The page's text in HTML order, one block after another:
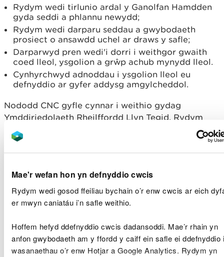
Mae'r wefan hon yn defnyddio cwcis
Rydym wedi gosod ffeiliau bychain o’r enw cwcis ar eich
er mwyn caniatáu i’n safle weithio.
Hoffem hefyd ddefnyddio cwcis dadansoddi. Mae’r rhain yn
anfon gwybodaeth am y ffordd y caiff ein safle ei ddefnyddio i
wasanaethau o’r enw Hotjar a Google Analytics. Rydym yn
Rydym wedi tirlunio ardal y Ganolfan Hamdden
gyda seddi a phlannu newydd;
Rydym wedi darparu seddau a gwybodaeth
prosiect o ansawdd uchel ar draws y safle;
Darparwyd pren wedi'i dorri i weithgor gwaith
coed lleol, ysgolion a grŵp achub mynydd lleol.
Cynhyrchwyd adnoddau i ysgolion lleol eu
defnyddio ar gyfer addysg amgylcheddol.
Nododd CNC gyfle cynnar i weithio gydag
Ymddiriedolaeth Rheilffordd Llyn Tegid. Rydym
wedi ymgorffori rhan o gafn y rheilffordd o fewn yr
arglawdd i hwyluso ehangiad posibl o'r rheilffordd
gul. Bydd y gwaith, sy'n cael ei ariannu gan
galluogi'r atyniad twristaidd poblogaidd hwn i
redeg o dref y Bala i ben gorllewinol Llyn Tegid, yn
amodol ar gyllid a chaniatâd cynllunio.
Mae prosiect Diogelwch Cronfa Ddŵr Llyn Tegid
wedi'i ariannu gan Lywodraeth Cymru, gyda
chyfanswm cost y prosiect yn £7 miliwn.